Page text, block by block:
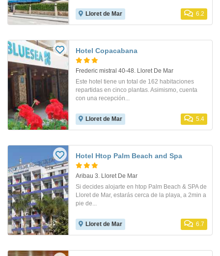
Lloret de Mar 6.2
Hotel Copacabana
Frederic mistral 40-48. Lloret De Mar
Este hotel tiene un total de 162 habitaciones
repartidas en cinco plantas. Asimismo, cuenta
con una recepción...
Lloret de Mar 5.4
Hotel Htop Palm Beach and Spa
Aribau 3. Lloret De Mar
Si decides alojarte en htop Palm Beach & SPA de
Lloret de Mar, estarás cerca de la playa, a 2min a
pie de...
Lloret de Mar 6.7